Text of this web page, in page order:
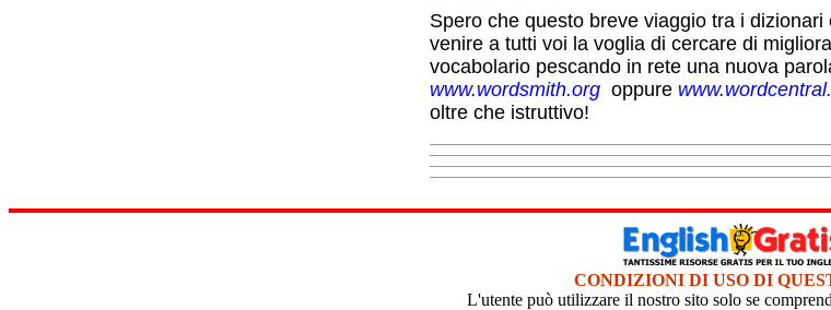
Spero che questo breve viaggio tra i
venire a tutti voi la voglia di cercare di
vocabolario pescando in rete una nuova
www.wordsmith.org oppure
oltre che istruttivo!
CONDIZIONI DI USO DI
L'utente può utilizzare il nostro sito solo se